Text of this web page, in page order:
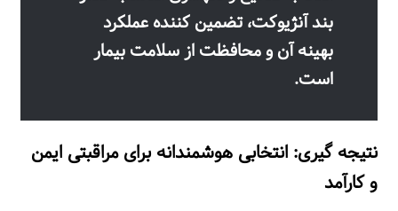
بند آنژیوکت، تضمین کننده عملکرد
بهینه آن و محافظت از سلامت بیمار
است.
نتیجه گیری: انتخابی هوشمندانه برای مراقبتی ایمن
و کارآمد